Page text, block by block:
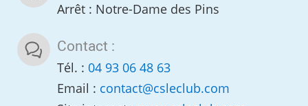
Arrêt : Notre-Dame des Pins
Contact :
Tél. : 04 93 06 48 63
Email : contact@csleclub.com